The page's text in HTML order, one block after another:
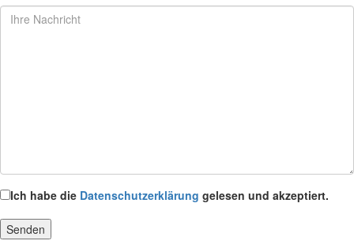
Ich habe die Datenschutzerklärung gelesen und akzeptiert.